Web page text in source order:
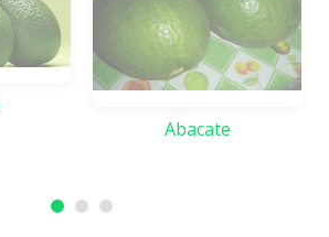
Abacate